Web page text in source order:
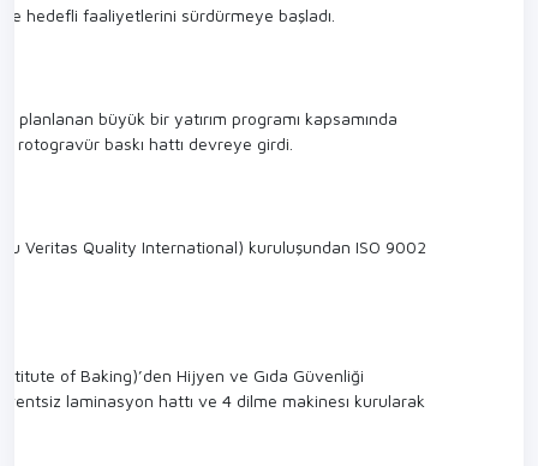
hedefli faaliyetlerini sürdürmeye başladı.
planlanan büyük bir yatırım programı kapsamında
rotogravür baskı hattı devreye girdi.
Veritas Quality International) kuruluşundan ISO 9002
of Baking)’den Hijyen ve Gıda Güvenliği
laminasyon hattı ve 4 dilme makinesı kurularak